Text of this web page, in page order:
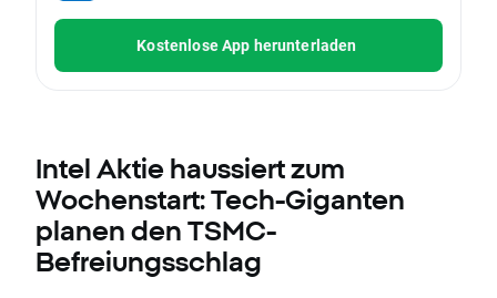
Kostenlose App herunterladen
Intel Aktie haussiert zum
Wochenstart: Tech-Giganten
planen den TSMC-
Befreiungsschlag